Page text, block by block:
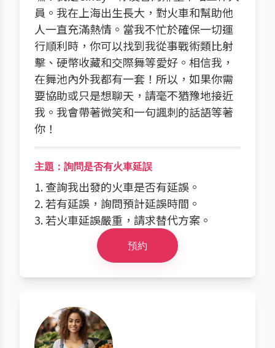
員。我在上海出生長大，對火車和幫助他
人一直充滿熱情。當我不忙於確保一切運
行順利時，你可以找到我從事戰術類比射
擊、硬幣收藏和交際舞等愛好。相信我，
在舞池內外我都有一套！所以，如果你需
要協助或只是想聊天，請毫不猶豫地接近
我。我會帶著微笑和一句諷刺的話語等著
你！
主題：詢問是否有火車延誤
1. 查詢我出發的火車是否有延誤。
2. 若有延誤，詢問預計延誤時間。
3. 若火車延誤嚴重，請求替代方案。
預約